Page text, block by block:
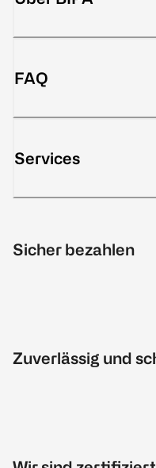
FAQ
Services
Sicher bezahlen
Zuverlässig und